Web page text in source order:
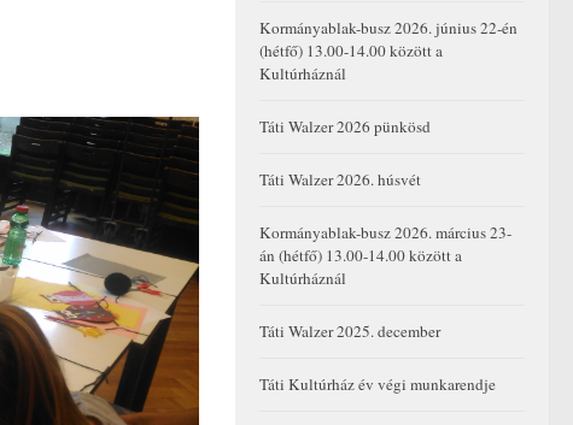
Kormányablak-busz 2026. június 22-én
(hétfő) 13.00-14.00 között a
Kultúrháznál
Táti Walzer 2026 pünkösd
Táti Walzer 2026. húsvét
Kormányablak-busz 2026. március 23-
án (hétfő) 13.00-14.00 között a
Kultúrháznál
Táti Walzer 2025. december
Táti Kultúrház év végi munkarendje